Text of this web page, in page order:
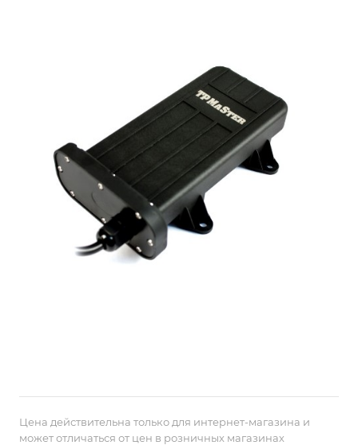
Цена действительна только для интернет-магазина и
может отличаться от цен в розничных магазинах